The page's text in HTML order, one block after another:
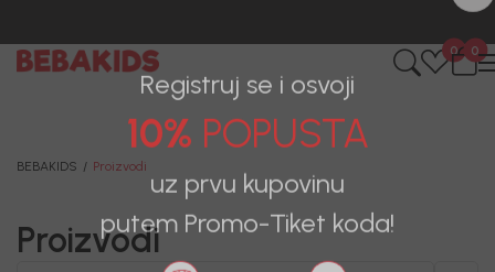
0
0
BEBAKIDS Proizvodi
Proizvodi
Registruj se i osvoji
10% POPUSTA
uz prvu kupovinu
putem Promo-Tiket koda!